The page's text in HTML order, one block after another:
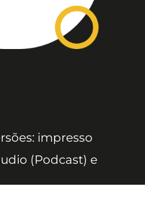
impresso
(Podcast) e